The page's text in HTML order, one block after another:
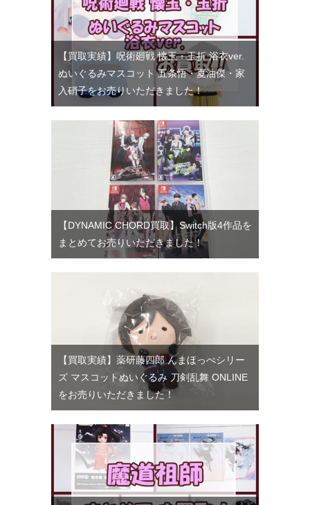
【買取実績】呪術廻戦 懐玉・玉折 浴衣ver.
ぬいぐるみマスコット 五条悟・夏油傑・家
入硝子をお売りいただきました！
【DYNAMIC CHORD買取】Switch版4作品を
まとめてお売りいただきました！
【買取実績】薬研藤四郎 んまほっぺシリー
ズ マスコットぬいぐるみ 刀剣乱舞 ONLINE
をお売りいただきました！